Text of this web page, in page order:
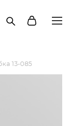
13-085